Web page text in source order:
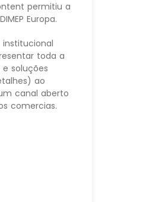
permitiu a
Europa.
toda a
soluções
ao
canal aberto
comercias.